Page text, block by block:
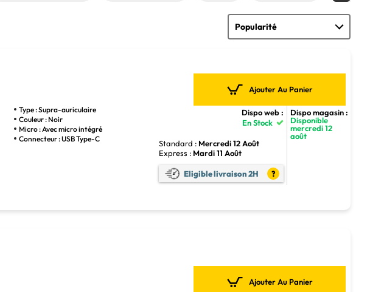
Type : Supra-auriculaire
Couleur : Noir
Micro : Avec micro intégré
Connecteur : USB Type-C
Ajouter Au Panier
Dispo web :
En Stock
Standard : Mercredi 12 Août
Express : Mardi 11 Août
Eligible livraison 2H ?
Dispo magasin :
Disponible
mercredi 12
août
Ajouter Au Panier